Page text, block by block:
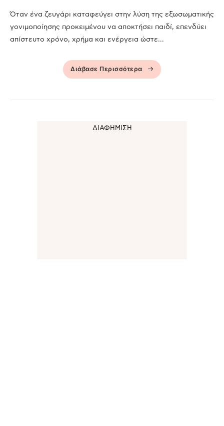
Όταν ένα ζευγάρι καταφεύγει στην λύση της εξωσωματικής
γονιμοποίησης προκειμένου να αποκτήσει παιδί, επενδύει
απίστευτο χρόνο, χρήμα και ενέργεια ώστε...
Διάβασε Περισσότερα